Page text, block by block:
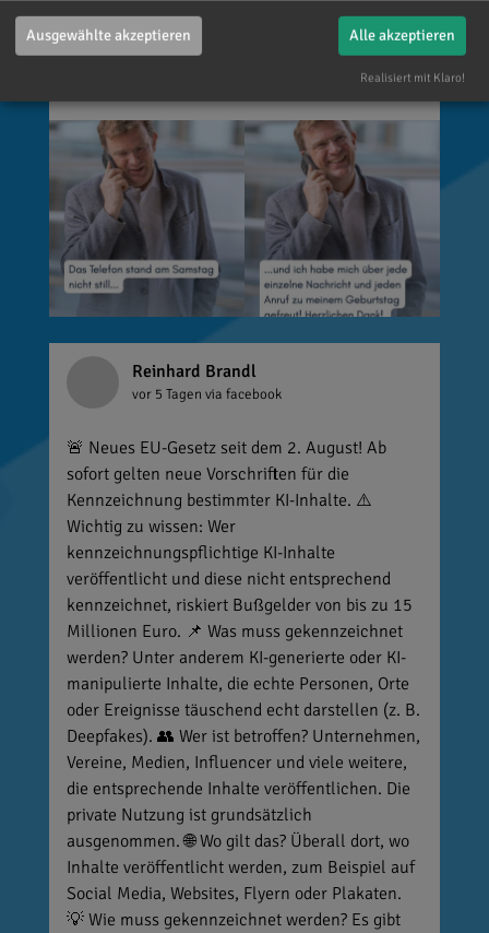
über jede einzelne Aufmerksamkeit gefreut. Es
ist alles andere als selbstverständlich, dass sich
so viele Menschen die Zeit nehmen, an einen zu
Reinhard Brandl
vor 5 Tagen via facebook
🚨 Neues EU-Gesetz seit dem 2. August! Ab
sofort gelten neue Vorschriften für die
Kennzeichnung bestimmter KI-Inhalte. ⚠️
Wichtig zu wissen: Wer
kennzeichnungspflichtige KI-Inhalte
veröffentlicht und diese nicht entsprechend
kennzeichnet, riskiert Bußgelder von bis zu 15
Millionen Euro. 📌 Was muss gekennzeichnet
werden? Unter anderem KI-generierte oder KI-
manipulierte Inhalte, die echte Personen, Orte
oder Ereignisse täuschend echt darstellen (z. B.
Deepfakes). 👥 Wer ist betroffen? Unternehmen,
Vereine, Medien, Influencer und viele weitere,
die entsprechende Inhalte veröffentlichen. Die
private Nutzung ist grundsätzlich
ausgenommen. 🌐 Wo gilt das? Überall dort, wo
Inhalte veröffentlicht werden, zum Beispiel auf
Social Media, Websites, Flyern oder Plakaten.
💡 Wie muss gekennzeichnet werden? Es gibt
Ausgewählte akzeptieren Alle akzeptieren
Realisiert mit Klaro!